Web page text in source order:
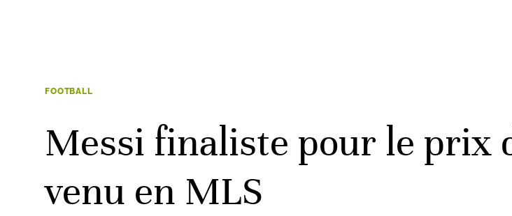
FOOTBALL
Messi finaliste pour le prix
venu en MLS